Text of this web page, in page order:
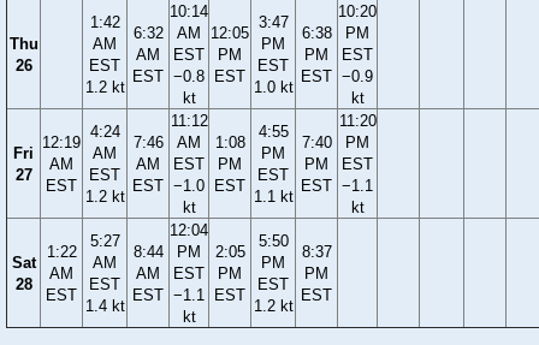
Thu
26
1:42
AM
EST
1.2 kt
6:32
AM
EST
10:14
AM
EST
−0.8
kt
12:05
PM
EST
3:47
PM
EST
1.0 kt
6:38
PM
EST
10:20
PM
EST
−0.9
kt
Fri
27
12:19
AM
EST
4:24
AM
EST
1.2 kt
7:46
AM
EST
11:12
AM
EST
−1.0
kt
1:08
PM
EST
4:55
PM
EST
1.1 kt
7:40
PM
EST
11:20
PM
EST
−1.1
kt
Sat
28
1:22
AM
EST
5:27
AM
EST
1.4 kt
8:44
AM
EST
12:04
PM
EST
−1.1
kt
2:05
PM
EST
5:50
PM
EST
1.2 kt
8:37
PM
EST